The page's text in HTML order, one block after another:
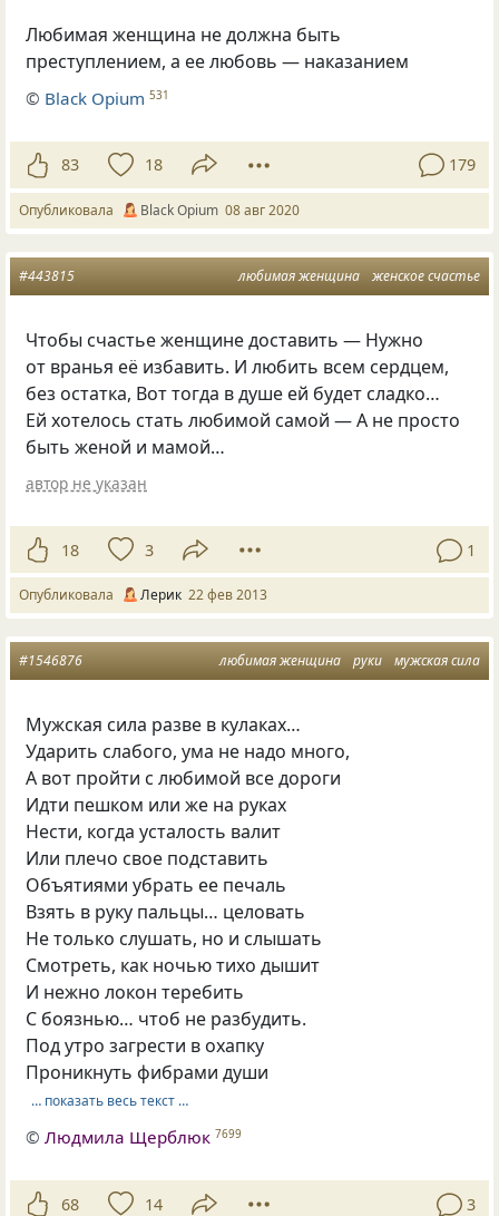
Любимая женщина не должна быть
преступлением, а ее любовь — наказанием
© Вlack Opium 531
83 18 179
Опубликовала Вlack Оpium 08 авг 2020
любимая женщина женское счастье
#443815
Чтобы счастье женщине доставить — Нужно
от вранья её избавить. И любить всем сердцем,
без остатка, Вот тогда в душе ей будет сладко…
Ей хотелось стать любимой самой — А не просто
быть женой и мамой…
автор не указан
18 3 1
Опубликовала Лерик 22 фев 2013
любимая женщина руки мужская сила
#1546876
Мужская сила разве в кулаках…
Ударить слабого, ума не надо много,
А вот пройти с любимой все дороги
Идти пешком или же на руках
Нести, когда усталость валит
Или плечо свое подставить
Объятиями убрать ее печаль
Взять в руку пальцы… целовать
Не только слушать, но и слышать
Смотреть, как ночью тихо дышит
И нежно локон теребить
С боязнью… чтоб не разбудить.
Под утро загрести в охапку
Проникнуть фибрами души
… показать весь текст …
©Людмила Щерблюк 7699
68 14 3